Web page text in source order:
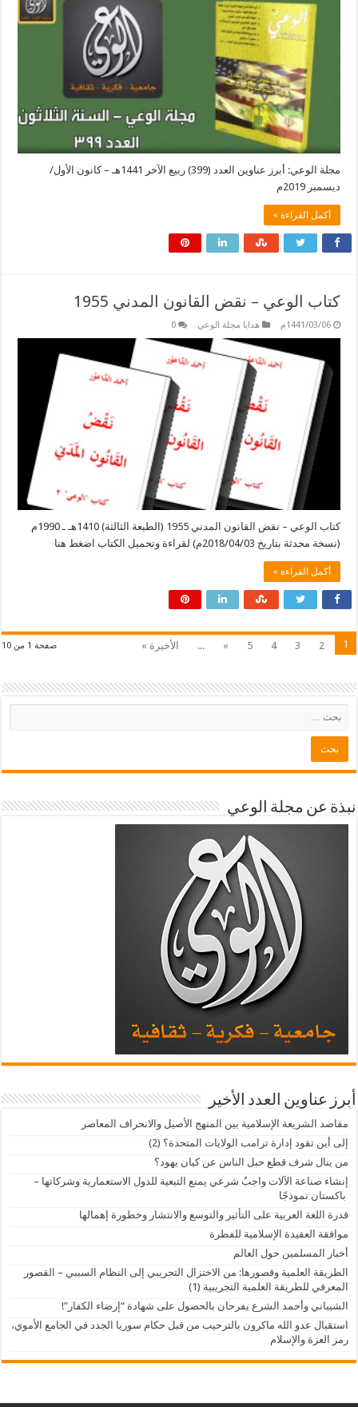
مجلة الوعي: أبرز عناوين العدد (399) ربيع الآخر 1441هـ – كانون الأول/
ديسمبر 2019م
أكمل القراءة »
كتاب الوعي – نقض القانون المدني 1955
1441/03/06م هدايا مجلة الوعي 0
كتاب الوعي – نقض القانون المدني 1955 (الطبعة الثالثة) 1410هـ ـ 1990م
(نسخة محدثة بتاريخ 2018/04/03م) لقراءة وتحميل الكتاب اضغط هنا
أكمل القراءة »
صفحة 1 من 10 1
2
3
4
5
»
... الأخيرة »
نبذة عن مجلة الوعي
أبرز عناوين العدد الأخير
مقاصد الشريعة الإسلامية بين المنهج الأصيل والانحراف المعاصر
إلى أين تقود إدارة ترامب الولايات المتحدة؟ (2)
من ينال شرف قطع حبل الناس عن كيان يهود؟
إنشاء صناعة الآلات واجبٌ شرعي يمنع التبعية للدول الاستعمارية وشركاتها –
باكستان نموذجًا
قدرة اللغة العربية على التأثير والتوسع والانتشار وخطورة إهمالها
موافقة العقيدة الإسلامية للفطرة
أخبار المسلمين حول العالم
الطريقة العلمية وقصورها: من الاختزال التجريبي إلى النظام السببي – القصور
المعرفي للطريقة العلمية التجريبية (1)
الشيباني وأحمد الشرع يفرحان بالحصول على شهادة “إرضاء الكفار”!
استقبال عدو الله ماكرون بالترحيب من قبل حكام سوريا الجدد في الجامع الأموي،
رمز العزة والإسلام